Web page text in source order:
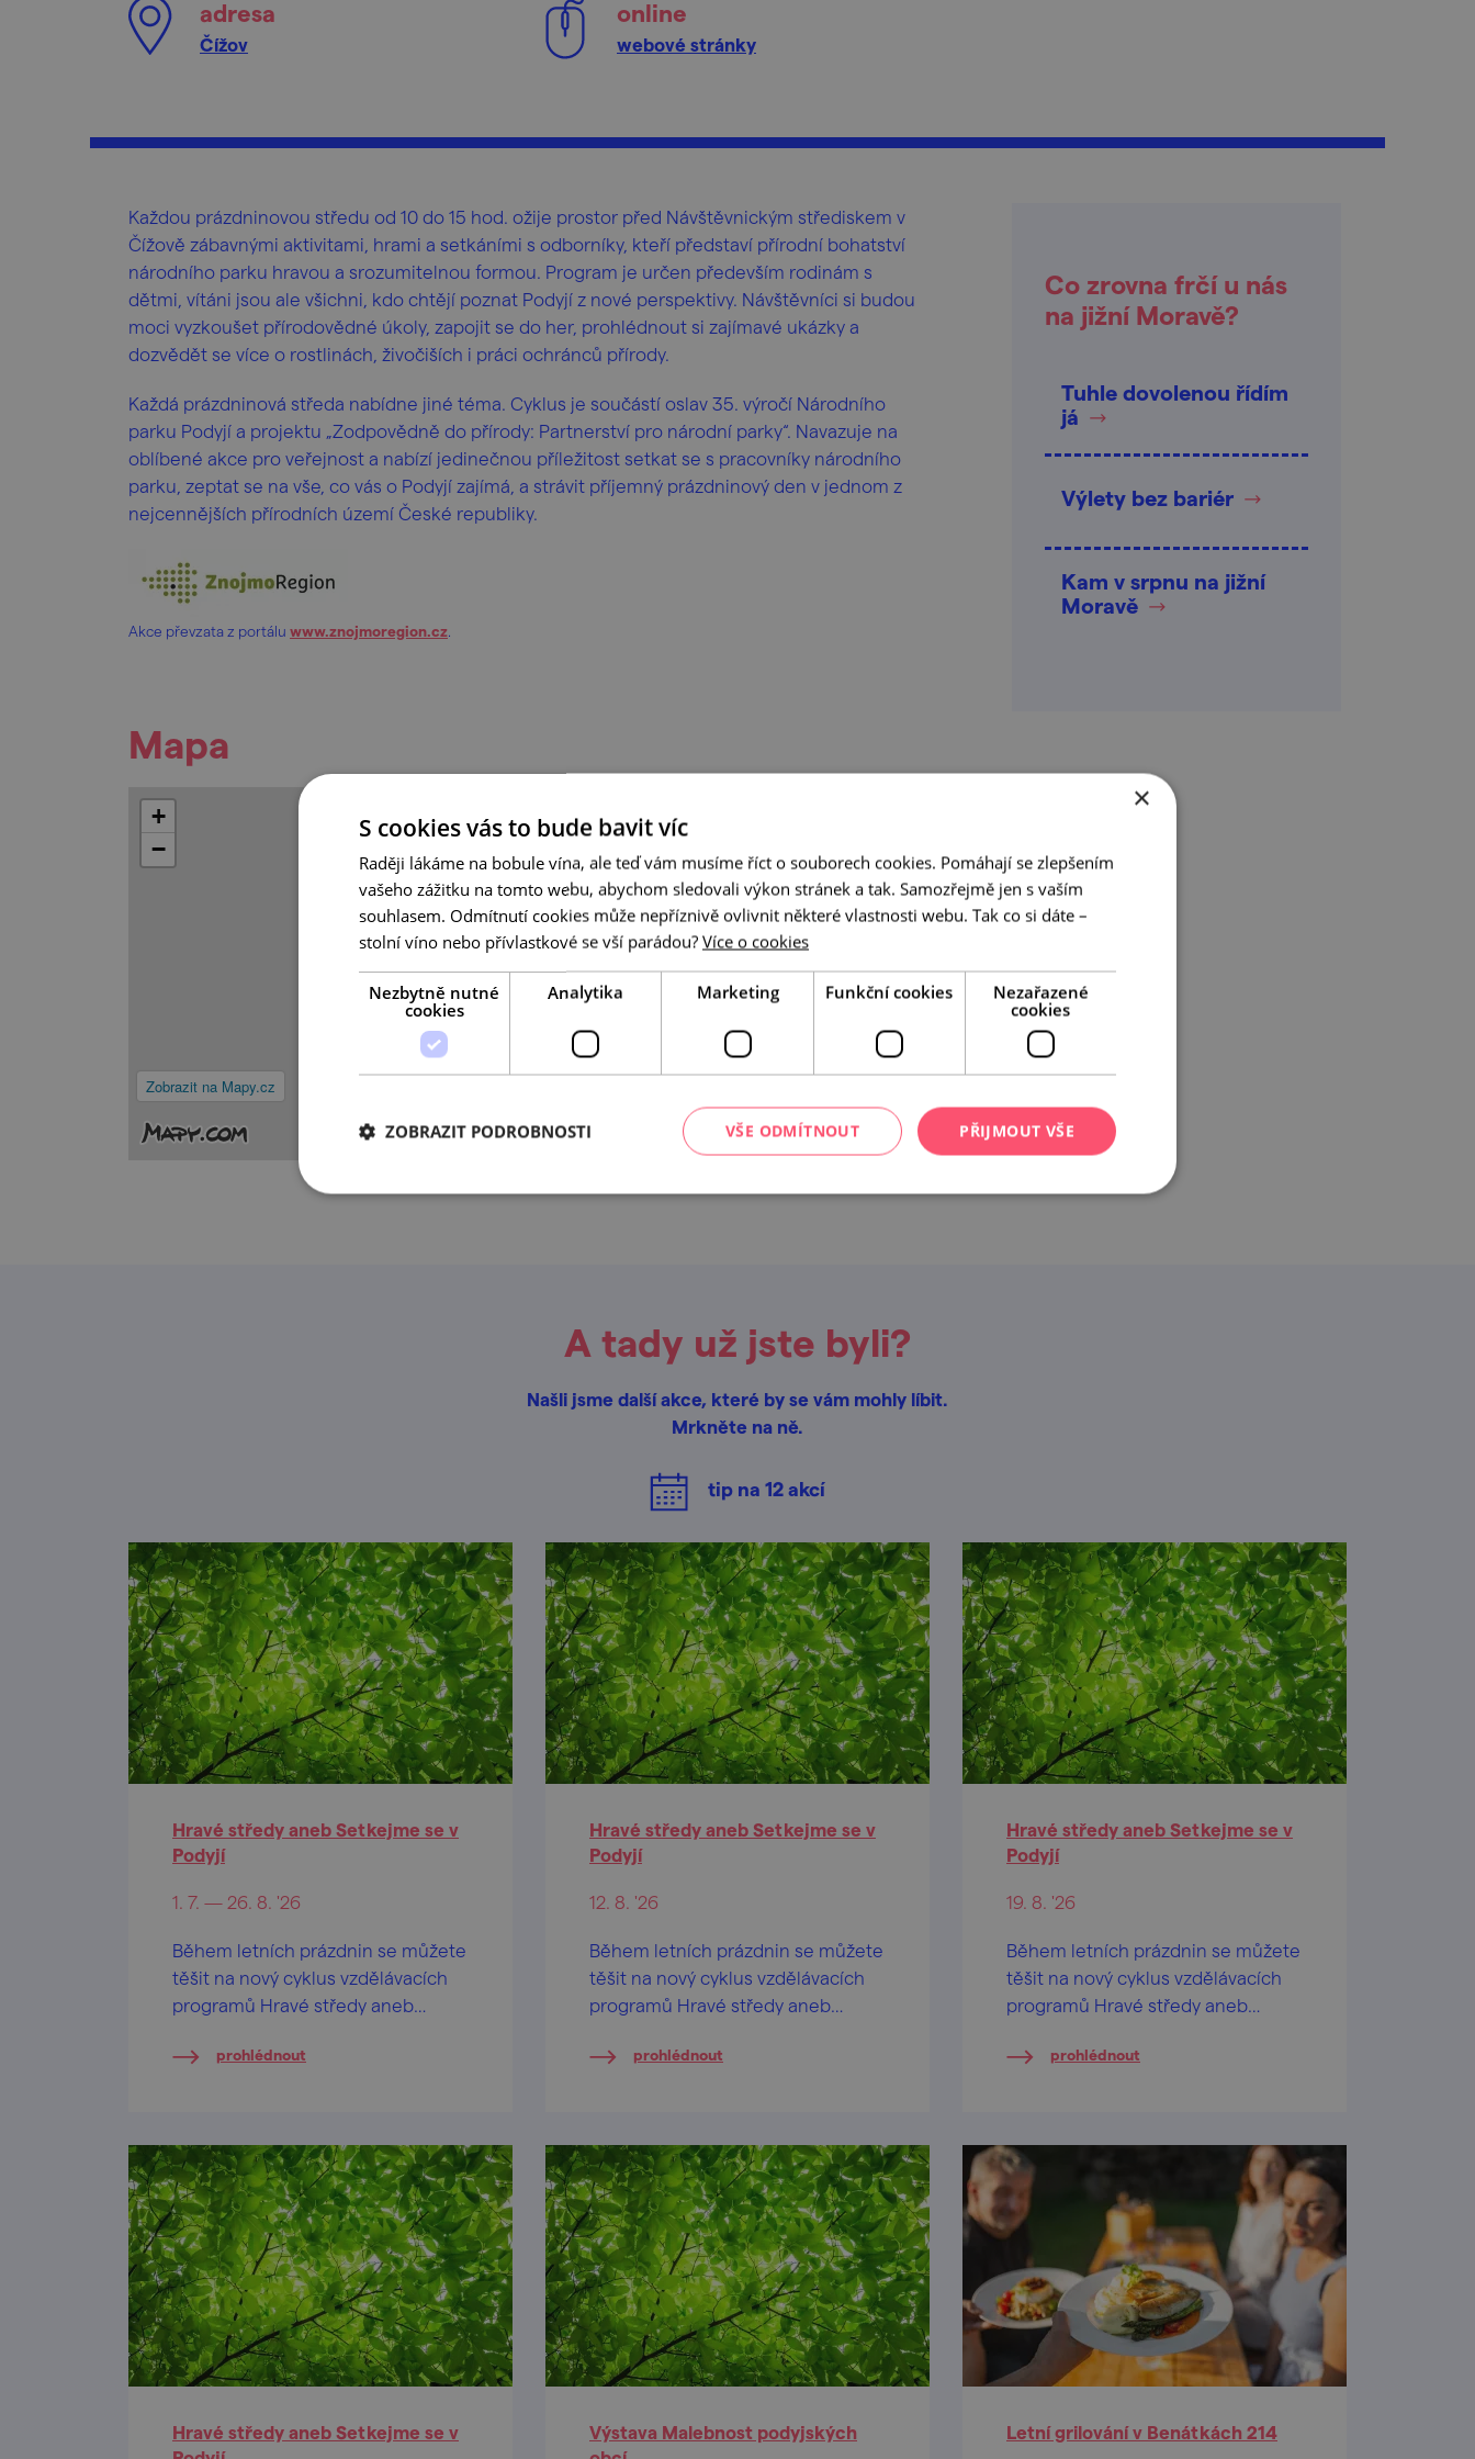
adresa
Čížov
online
webové stránky
Každou prázdninovou středu od 10 do 15 hod. ožije prostor před Návštěvnickým střediskem v
Čížově zábavnými aktivitami, hrami a setkáními s odborníky, kteří představí přírodní bohatství
národního parku hravou a srozumitelnou formou. Program je určen především rodinám s
dětmi, vítáni jsou ale všichni, kdo chtějí poznat Podyjí z nové perspektivy. Návštěvníci si budou
moci vyzkoušet přírodovědné úkoly, zapojit se do her, prohlédnout si zajímavé ukázky a
dozvědět se více o rostlinách, živočiších i práci ochránců přírody.
Každá prázdninová středa nabídne jiné téma. Cyklus je součástí oslav 35. výročí Národního
parku Podyjí a projektu „Zodpovědně do přírody: Partnerství pro národní parky“. Navazuje na
oblíbené akce pro veřejnost a nabízí jedinečnou příležitost setkat se s pracovníky národního
parku, zeptat se na vše, co vás o Podyjí zajímá, a strávit příjemný prázdninový den v jednom z
nejcennějších přírodních území České republiky.
Akce převzata z portálu www.znojmoregion.cz
Mapa
Zobrazit na Mapy.cz
+
−
Leaflet|© Seznam.cz a.s. a další
Co zrovna frčí u nás
na jižní Moravě?
Tuhle dovolenou řídím
já
Výlety bez bariér
Kam v srpnu na jižní
Moravě
A tady už jste byli?
Našli jsme další akce, které by se vám mohly líbit.
Mrkněte na ně.
tip na 12akcí
Hravé středy aneb Setkejme se v
Podyjí
1. 7. — 26. 8. '26
Během letních prázdnin se můžete
těšit na nový cyklus vzdělávacích
programů Hravé středy aneb
prohlédnout
Hravé středy aneb Setkejme se v
Podyjí
12. 8. '26
Během letních prázdnin se můžete
těšit na nový cyklus vzdělávacích
programů Hravé středy aneb
prohlédnout
Hravé středy aneb Setkejme se v
Podyjí
19. 8. '26
Během letních prázdnin se můžete
těšit na nový cyklus vzdělávacích
programů Hravé středy aneb
prohlédnout
Hravé středy aneb Setkejme se v
Výstava Malebnost podyjských
Letní grilování v Benátkách 214
×
S cookies vás to bude bavit víc
Raději lákáme na bobule vína, ale teď vám musíme říct o souborech cookies. Pomáhají se zlepšením
vašeho zážitku na tomto webu, abychom sledovali výkon stránek a tak. Samozřejmě jen s vaším
souhlasem. Odmítnutí cookies může nepříznivě ovlivnit některé vlastnosti webu. Tak co si dáte –
stolní víno nebo přívlastkové se vší parádou? Více o cookies
Nezbytně nutné
cookies
Analytika Marketing Funkční cookies
Nezařazené
cookies
PŘIJMOUT VŠE
VŠE ODMÍTNOUT
ZOBRAZIT PODROBNOSTI